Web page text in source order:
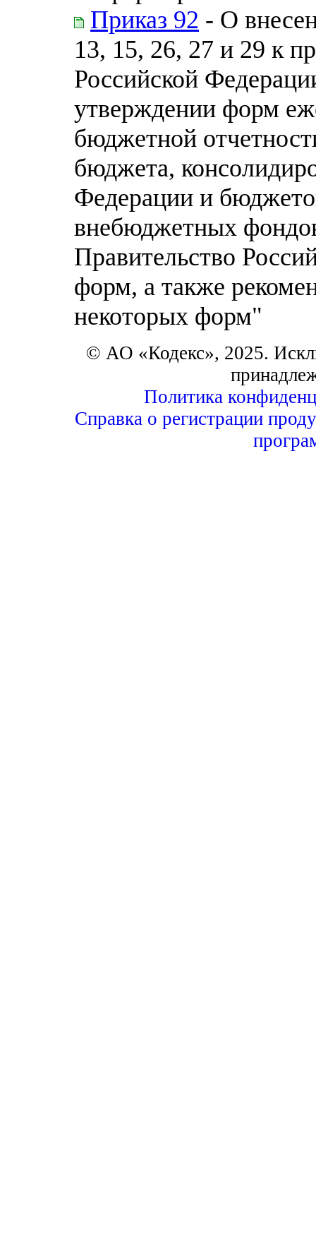
Приказ 92 - О
13, 15, 26, 27 и 29 к
Российской
утверждении форм
бюджетной
бюджета,
Федерации и
внебюджетных
Правительство
форм, а также
некоторых форм"
© АО «Кодекс», 2025.
Политика
Справка о регистрации